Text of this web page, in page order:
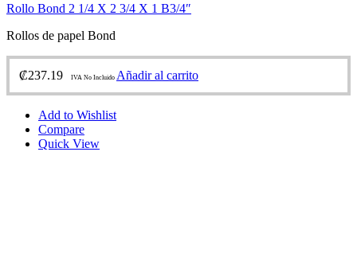
Rollo Bond 2 1/4 X 2 3/4 X 1 B3/4″
Rollos de papel Bond
₡237.19 IVA No Incluido Añadir al carrito
Add to Wishlist
Compare
Quick View